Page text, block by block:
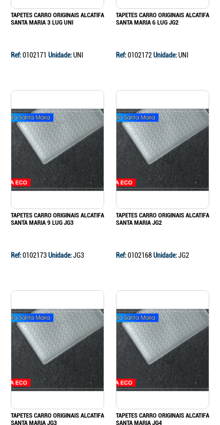
TAPETES CARRO ORIGINAIS ALCATIFA
SANTA MARIA 3 LUG UNI
Ref:0102171 Unidade:UNI
TAPETES CARRO ORIGINAIS ALCATIFA
SANTA MARIA 6 LUG JG2
Ref:0102172Unidade:UNI
TAPETES CARRO ORIGINAIS ALCATIFA
SANTA MARIA 9 LUG JG3
Ref:0102173Unidade:JG3
TAPETES CARRO ORIGINAIS ALCATIFA
SANTA MARIA JG2
Ref:0102168Unidade:JG2
TAPETES CARRO ORIGINAIS ALCATIFA
SANTA MARIA JG3
TAPETES CARRO ORIGINAIS ALCATIFA
SANTA MARIA JG4